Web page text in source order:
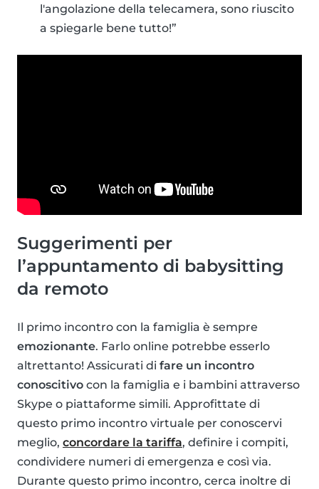
l'angolazione della telecamera, sono riuscito
a spiegarle bene tutto!”
Suggerimenti per
l’appuntamento di babysitting
da remoto
Il primo incontro con la famiglia è sempre
emozionante. Farlo online potrebbe esserlo
altrettanto! Assicurati di fare un incontro
conoscitivo con la famiglia e i bambini attraverso
Skype o piattaforme simili. Approfittate di
questo primo incontro virtuale per conoscervi
meglio, concordare la tariffa, definire i compiti,
condividere numeri di emergenza e così via.
Durante questo primo incontro, cerca inoltre di